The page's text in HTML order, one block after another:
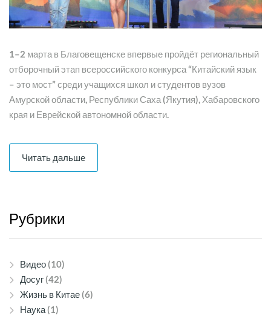
1–2 марта в Благовещенске впервые пройдёт региональный
отборочный этап всероссийского конкурса “Китайский язык
– это мост” среди учащихся школ и студентов вузов
Амурской области, Республики Саха (Якутия), Хабаровского
края и Еврейской автономной области.
Читать дальше
Рубрики
Видео (10)
Досуг (42)
Жизнь в Китае (6)
Наука (1)